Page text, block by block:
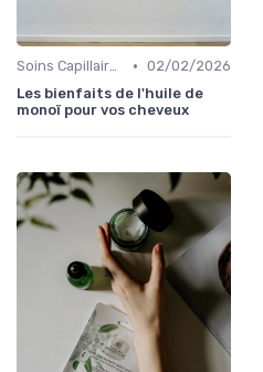
Soins Capillaires Bio • 02/02/2026
Les bienfaits de l'huile de
monoï pour vos cheveux